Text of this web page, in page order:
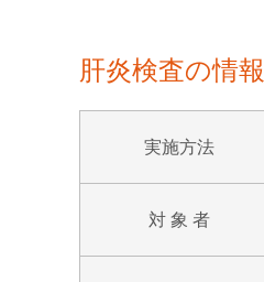
肝炎検査の情報
実施方法
対 象 者